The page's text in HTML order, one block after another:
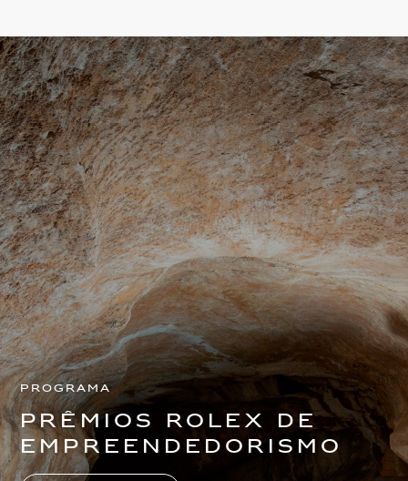
Programa
Prêmios Rolex de
Empreendedorismo